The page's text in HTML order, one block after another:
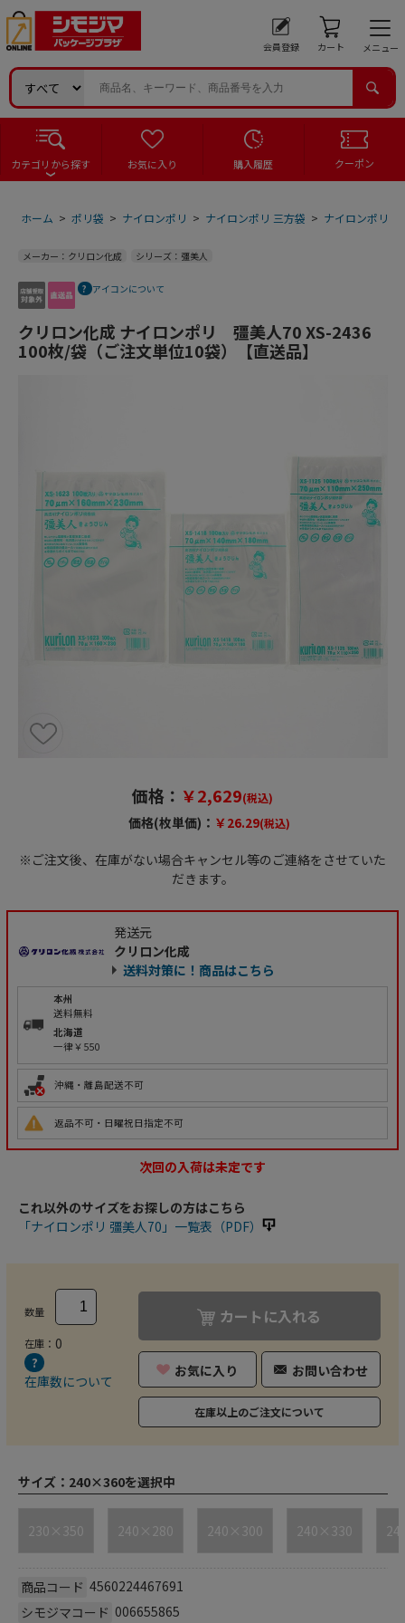
会員登録 カート メニュー
カテゴリから探す お気に入り 購入履歴 クーポン
ホーム > ポリ袋 > ナイロンポリ > ナイロンポリ 三方袋 > ナイロンポリ
メーカー：クリロン化成 シリーズ：彊美人
アイコンについて
クリロン化成 ナイロンポリ 彊美人70 XS-2436
100枚/袋（ご注文単位10袋）【直送品】
価格： ￥2,629(税込)
価格(枚単価)： ￥26.29(税込)
※ご注文後、在庫がない場合キャンセル等のご連絡をさせていた
だきます。
発送元
クリロン化成
送料対策に！商品はこちら
本州
送料無料
北海道
一律￥550
沖縄・離島配送不可
返品不可・日曜祝日指定不可
次回の入荷は未定です
これ以外のサイズをお探しの方はこちら
「ナイロンポリ 彊美人70」一覧表（PDF）
数量
在庫： 0
在庫数について
カートに入れる
お気に入り お問い合わせ
在庫以上のご注文について
サイズ： 240×360を選択中
230×350 240×280 240×300 240×330
商品コード 4560224467691
シモジマコード 006655865